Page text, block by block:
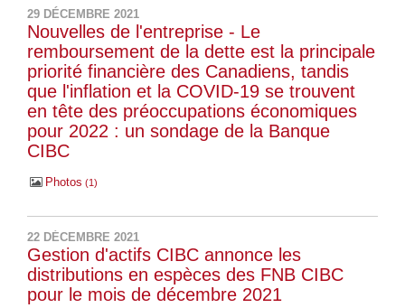
29 DÉCEMBRE 2021
Nouvelles de l'entreprise - Le
remboursement de la dette est la principale
priorité financière des Canadiens, tandis
que l'inflation et la COVID-19 se trouvent
en tête des préoccupations économiques
pour 2022 : un sondage de la Banque
CIBC
Photos 1
22 DÉCEMBRE 2021
Gestion d'actifs CIBC annonce les
distributions en espèces des FNB CIBC
pour le mois de décembre 2021